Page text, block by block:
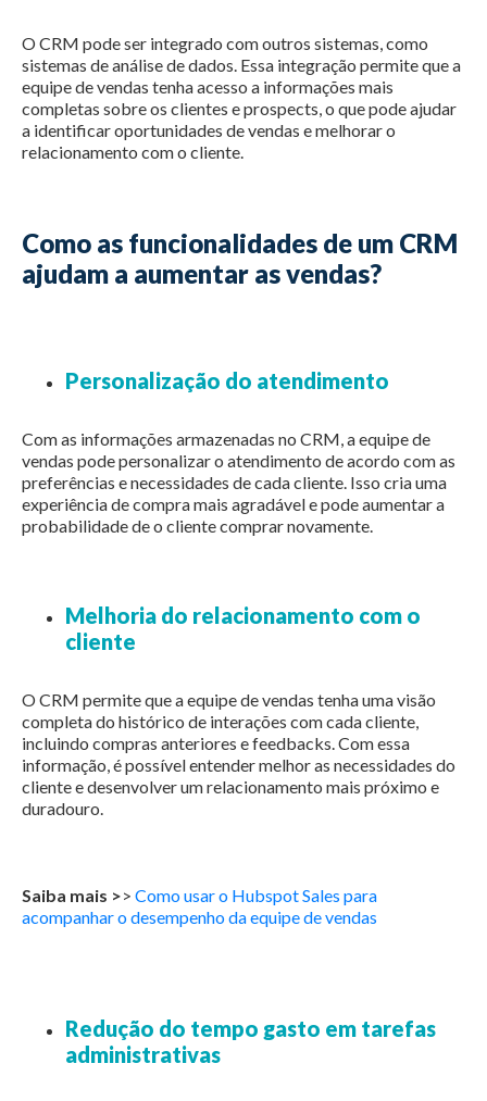
O CRM pode ser integrado com outros sistemas, como
sistemas de análise de dados. Essa integração permite que a
equipe de vendas tenha acesso a informações mais
completas sobre os clientes e prospects, o que pode ajudar
a identificar oportunidades de vendas e melhorar o
relacionamento com o cliente.
Como as funcionalidades de um CRM
ajudam a aumentar as vendas?
Personalização do atendimento
Com as informações armazenadas no CRM, a equipe de
vendas pode personalizar o atendimento de acordo com as
preferências e necessidades de cada cliente. Isso cria uma
experiência de compra mais agradável e pode aumentar a
probabilidade de o cliente comprar novamente.
Melhoria do relacionamento com o
cliente
O CRM permite que a equipe de vendas tenha uma visão
completa do histórico de interações com cada cliente,
incluindo compras anteriores e feedbacks. Com essa
informação, é possível entender melhor as necessidades do
cliente e desenvolver um relacionamento mais próximo e
duradouro.
Saiba mais >> Como usar o Hubspot Sales para
acompanhar o desempenho da equipe de vendas
Redução do tempo gasto em tarefas
administrativas